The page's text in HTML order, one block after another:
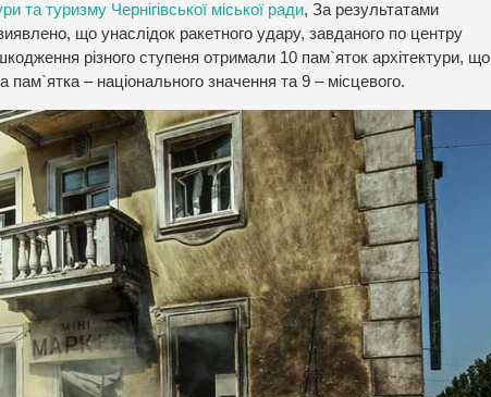
та туризму Чернігівської міської ради, За результатами
що унаслідок ракетного удару, завданого по центру
різного ступеня отримали 10 пам`яток архітектури, що
– національного значення та 9 – місцевого.